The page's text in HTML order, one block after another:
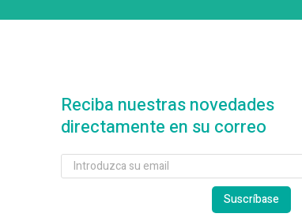
Reciba nuestras novedades
directamente en su correo